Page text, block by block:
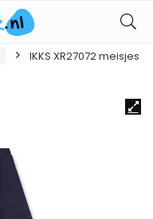
IKKS XR27072 meisjes